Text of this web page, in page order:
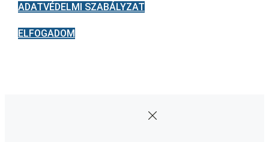
ADATVÉDELMI SZABÁLYZAT
ELFOGADOM